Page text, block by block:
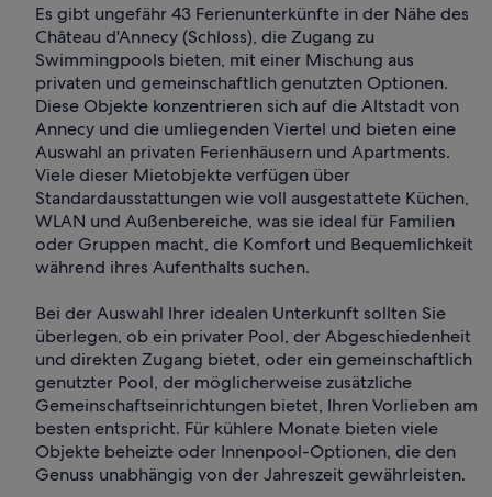
Es gibt ungefähr 43 Ferienunterkünfte in der Nähe des
Château d'Annecy (Schloss), die Zugang zu
Swimmingpools bieten, mit einer Mischung aus
privaten und gemeinschaftlich genutzten Optionen.
Diese Objekte konzentrieren sich auf die Altstadt von
Annecy und die umliegenden Viertel und bieten eine
Auswahl an privaten Ferienhäusern und Apartments.
Viele dieser Mietobjekte verfügen über
Standardausstattungen wie voll ausgestattete Küchen,
WLAN und Außenbereiche, was sie ideal für Familien
oder Gruppen macht, die Komfort und Bequemlichkeit
während ihres Aufenthalts suchen.
Bei der Auswahl Ihrer idealen Unterkunft sollten Sie
überlegen, ob ein privater Pool, der Abgeschiedenheit
und direkten Zugang bietet, oder ein gemeinschaftlich
genutzter Pool, der möglicherweise zusätzliche
Gemeinschaftseinrichtungen bietet, Ihren Vorlieben am
besten entspricht. Für kühlere Monate bieten viele
Objekte beheizte oder Innenpool-Optionen, die den
Genuss unabhängig von der Jahreszeit gewährleisten.